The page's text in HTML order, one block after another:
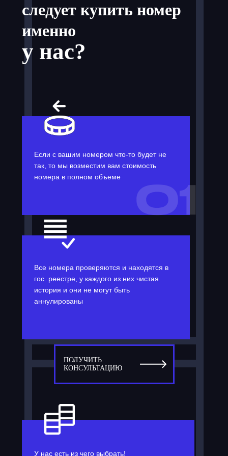
следует купить номер
именно
у нас?
Если с вашим номером что-то будет не
так, то мы возместим вам стоимость
номера в полном объеме
Все номера проверяются и находятся в
гос. реестре, у каждого из них чистая
история и они не могут быть
аннулированы
ПОЛУЧИТЬ
КОНСУЛЬТАЦИЮ
У нас есть из чего выбрать!